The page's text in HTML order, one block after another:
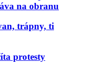
na obranu
trápny, ti
protesty